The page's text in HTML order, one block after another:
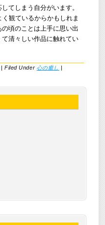
てしまう自分がいます。
観ているからかもしれま
頃のことは上手に思い出
清々しい作品に触れてい
|Filed Under 心の癒し |